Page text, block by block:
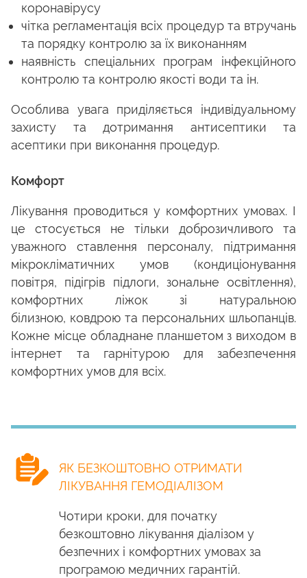
коронавірусу
чітка регламентація всіх процедур та втручань
та порядку контролю за їх виконанням
наявність спеціальних програм інфекційного
контролю та контролю якості води та ін.
Особлива увага приділяється індивідуальному
захисту та дотримання антисептики та
асептики при виконання процедур.
Комфорт
Лікування проводиться у комфортних умовах. І
це стосується не тільки доброзичливого та
уважного ставлення персоналу, підтримання
мікрокліматичних умов (кондиціонування
повітря, підігрів підлоги, зональне освітлення),
комфортних ліжок зі натуральною
білизною, ковдрою та персональних шльопанців.
Кожне місце обладнане планшетом з виходом в
інтернет та гарнітурою для забезпечення
комфортних умов для всіх.
ЯК БЕЗКОШТОВНО ОТРИМАТИ
ЛІКУВАННЯ ГЕМОДІАЛІЗОМ
Чотири кроки, для початку
безкоштовно лікування діалізом у
безпечних і комфортних умовах за
програмою медичних гарантій.